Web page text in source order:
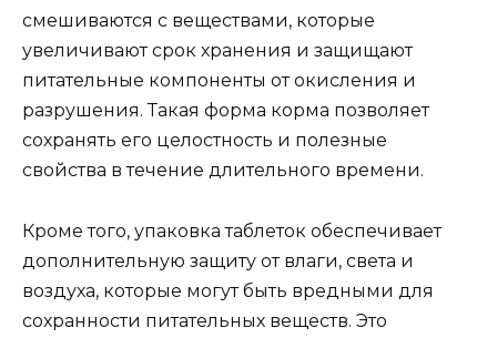
смешиваются с веществами, которые
увеличивают срок хранения и защищают
питательные компоненты от окисления и
разрушения. Такая форма корма позволяет
сохранять его целостность и полезные
свойства в течение длительного времени.
Кроме того, упаковка таблеток обеспечивает
дополнительную защиту от влаги, света и
воздуха, которые могут быть вредными для
сохранности питательных веществ. Это